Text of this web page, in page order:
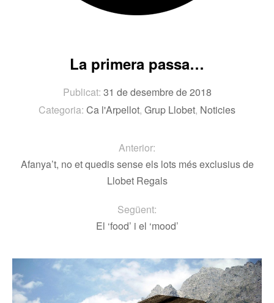
La primera passa…
Publicat: 31 de desembre de 2018
Categoria: Ca l'Arpellot, Grup Llobet, Noticies
Anterior:
Afanya’t, no et quedis sense els lots més exclusius de
Llobet Regals
Següent:
El ‘food’ i el ‘mood’